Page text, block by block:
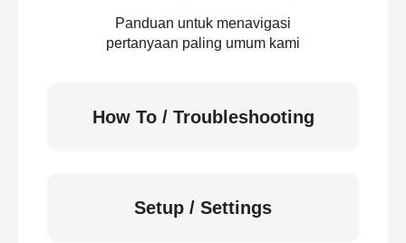
Panduan untuk menavigasi
pertanyaan paling umum kami
How To / Troubleshooting
Setup / Settings